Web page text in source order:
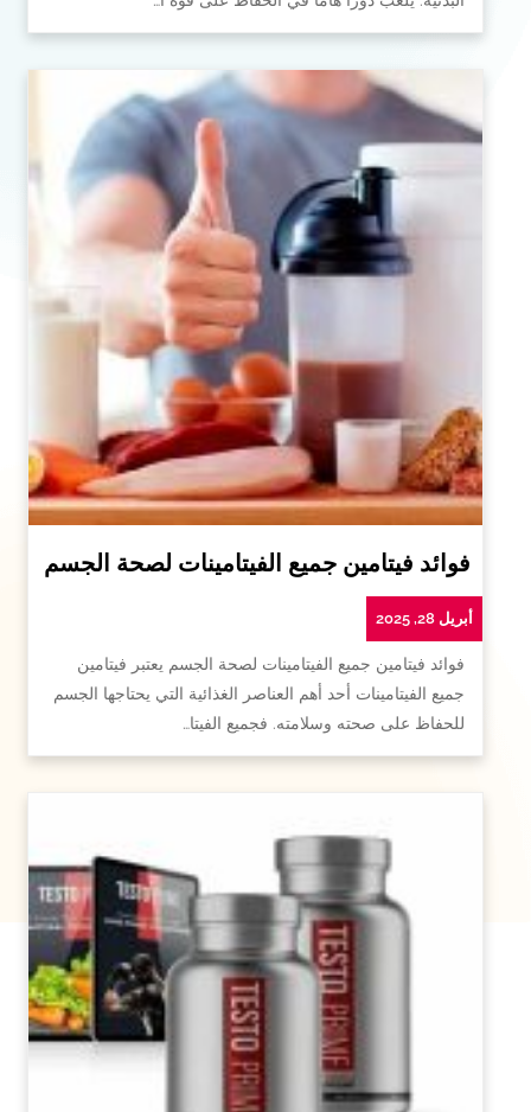
فوائد فيتامين جميع الفيتامينات لصحة الجسم
أبريل 28, 2025
فوائد فيتامين جميع الفيتامينات لصحة الجسم يعتبر فيتامين
جميع الفيتامينات أحد أهم العناصر الغذائية التي يحتاجها الجسم
للحفاظ على صحته وسلامته. فجميع الفيتا…